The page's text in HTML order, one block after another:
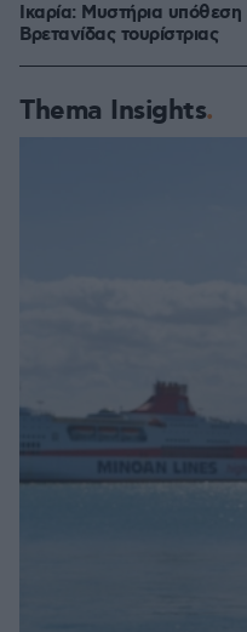
Ικαρία: Μυστήρια
Βρετανίδας τουρίστριας
Thema Insights